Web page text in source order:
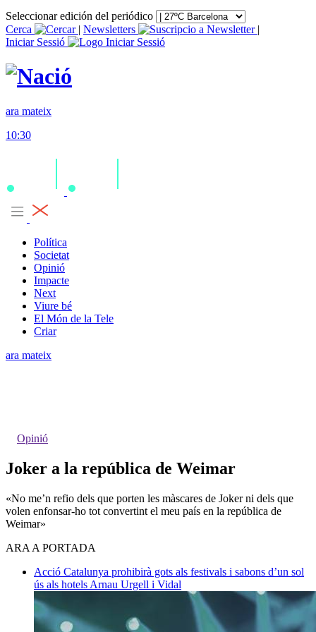
Seleccionar edición del periódico
Cerca
| Newsletters
|
Iniciar Sessió
ara mateix
10:30
Política
Societat
Opinió
Impacte
Next
Viure bé
El Món de la Tele
Criar
ara mateix
Opinió
Joker a la república de Weimar
«No me’n refio dels que porten les màscares de Joker ni dels que
volen enfonsar-ho tot convertint el meu país en la república de
Weimar»
ARA A PORTADA
Acció Catalunya prohibirà gots als festivals i sabons d’un sol
ús als hotels Arnau Urgell i Vidal